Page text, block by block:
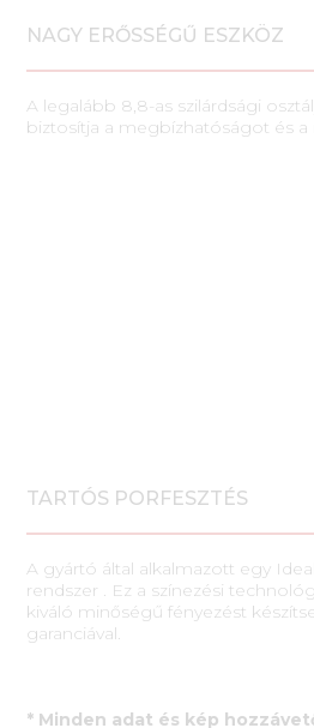
NAGY ERŐSSÉGŰ ESZKÖZ
A legalább 8,8-as szilárdsági
biztosítja a megbízhatóságot és
TARTÓS PORFESZTÉS
A gyártó által alkalmazott egy
rendszer . Ez a színezési
kiváló minőségű fényezést
garanciával.
* Minden adat és kép